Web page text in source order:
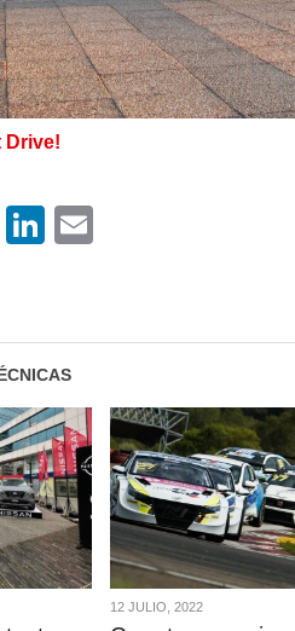
Drive!
WhatsApp
LinkedIn
VER
NOTA
12 JULIO, 2022